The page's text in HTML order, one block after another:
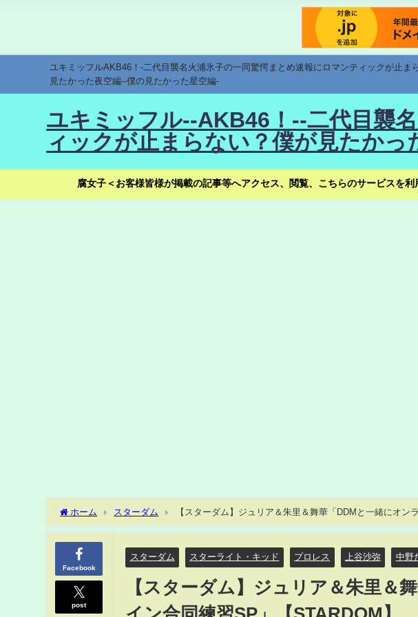
ユキミッフルAKB46！-二代目襲名火浦氷子の一同驚愕まとめ速報にロマンティックが止
見たかった夜空編--僕の見たかった星空編-
ユキミッフル--AKB46！--二代目襲
ィックが止まらない？僕が見たかっ
腐女子＜お客様皆様が掲載の記事等へアクセス、閲覧、こちらのサービスを
ホーム スターダム 【スターダム】ジュリア＆朱里＆舞華「DDMと一緒にオン
Facebook
post
スターダム スターライト・キッド プロレス 上谷沙弥 中野
【スターダム】ジュリア＆朱里＆